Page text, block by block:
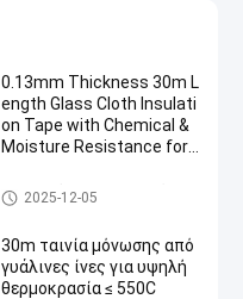
0.13mm Thickness 30m L
ength Glass Cloth Insulati
on Tape with Chemical &
Moisture Resistance for
Ταινία μόνωσης υφασμάτων
γυαλιού
2025-12-05
30m ταινία μόνωσης από
γυάλινες ίνες για υψηλή
θερμοκρασία ≤ 550C